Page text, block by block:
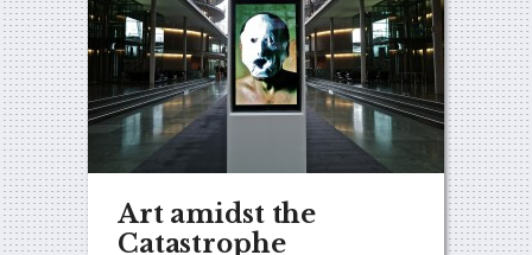
Art amidst the
Catastrophe